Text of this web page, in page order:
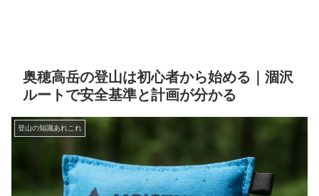
奥穂高岳の登山は初心者から始める｜涸沢
ルートで安全基準と計画が分かる
登山の知識あれこれ